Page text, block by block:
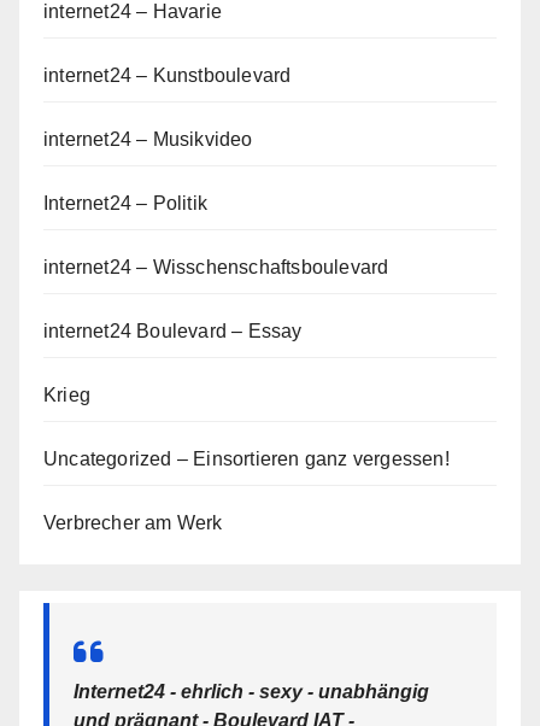
internet24 – Havarie
internet24 – Kunstboulevard
internet24 – Musikvideo
Internet24 – Politik
internet24 – Wisschenschaftsboulevard
internet24 Boulevard – Essay
Krieg
Uncategorized – Einsortieren ganz vergessen!
Verbrecher am Werk
Internet24 - ehrlich - sexy - unabhängig
und prägnant - Boulevard IAT -